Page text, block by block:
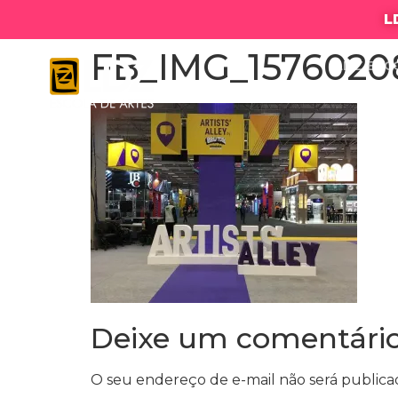
LDZ
Deixe um
O seu endereço de e-mail não será